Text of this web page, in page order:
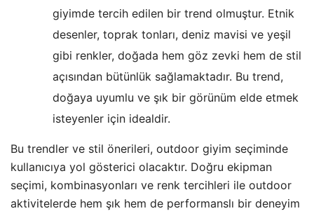
giyimde tercih edilen bir trend olmuştur. Etnik
desenler, toprak tonları, deniz mavisi ve yeşil
gibi renkler, doğada hem göz zevki hem de stil
açısından bütünlük sağlamaktadır. Bu trend,
doğaya uyumlu ve şık bir görünüm elde etmek
isteyenler için idealdir.
Bu trendler ve stil önerileri, outdoor giyim seçiminde
kullanıcıya yol gösterici olacaktır. Doğru ekipman
seçimi, kombinasyonları ve renk tercihleri ile outdoor
aktivitelerde hem şık hem de performanslı bir deneyim